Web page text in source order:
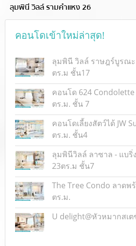
ลุมพินี วิลล์ รามคำแหง 26
คอนโดเข้าใหม่ล่าสุด!
ลุมพินี วิลล์ ราษฎร์บูรณะ
ตร.ม ชั้น17
คอนโด 624 Condolette
ตร.ม. ชั้น 7
คอนโดเลี้ยงสัตว์ได้ JW
ตร.ม. ชั้น4
ลุมพินีวิลล์ ลาซาล - แบริ่
23ตร.ม ชั้น7
The Tree Condo ลาดพ
ตร.ม.
U delight@หัวหมากสเต